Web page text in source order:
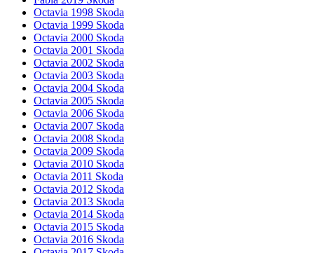
Octavia 1998 Skoda
Octavia 1999 Skoda
Octavia 2000 Skoda
Octavia 2001 Skoda
Octavia 2002 Skoda
Octavia 2003 Skoda
Octavia 2004 Skoda
Octavia 2005 Skoda
Octavia 2006 Skoda
Octavia 2007 Skoda
Octavia 2008 Skoda
Octavia 2009 Skoda
Octavia 2010 Skoda
Octavia 2011 Skoda
Octavia 2012 Skoda
Octavia 2013 Skoda
Octavia 2014 Skoda
Octavia 2015 Skoda
Octavia 2016 Skoda